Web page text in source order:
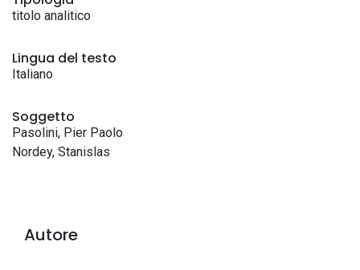
titolo analitico
Lingua del testo
Italiano
Soggetto
Pasolini, Pier Paolo
Nordey, Stanislas
Autore